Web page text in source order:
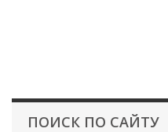
ПОИСК ПО САЙТУ